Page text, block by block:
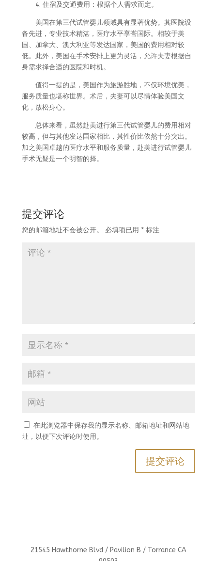
4. 住宿及交通费用：根据个人需求而定。
美国在第三代试管婴儿领域具有显著优势。其医院设
备先进，专业技术精湛，医疗水平享誉国际。相较于美
国、加拿大、澳大利亚等发达国家，美国的费用相对较
低。此外，美国在手术安排上更为灵活，允许夫妻根据自
身需求择合适的医院和时机。
值得一提的是，美国作为旅游胜地，不仅环境优美，
服务质量也堪称世界。术后，夫妻可以尽情体验美国文
化，放松身心。
总体来看，虽然赴美进行第三代试管婴儿的费用相对
较高，但与其他发达国家相比，其性价比依然十分突出。
加之美国卓越的医疗水平和服务质量，赴美进行试管婴儿
手术无疑是一个明智的择。
提交评论
您的邮箱地址不会被公开。 必填项已用 *标注
在此浏览器中保存我的显示名称、邮箱地址和网站地
址，以便下次评论时使用。
21545 Hawthorne Blvd / Pavilion B / Torrance CA